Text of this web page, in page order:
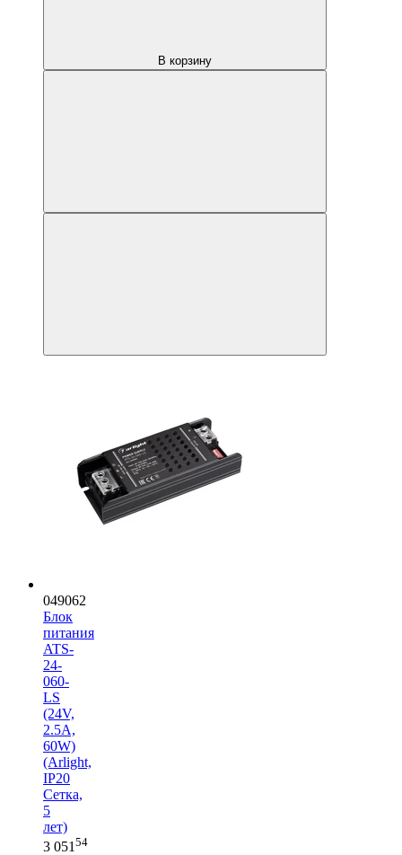
В корзину
049062
Блок
питания
ATS-
24-
060-
LS
(24V,
2.5A,
60W)
(Arlight,
IP20
Сетка,
5
лет)
3 051 54